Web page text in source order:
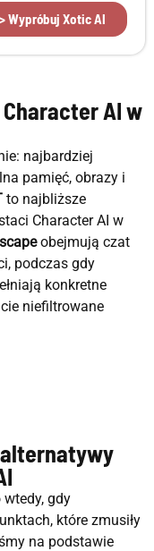
Wypróbuj Xotic AI
AI w
najbardziej
pamięć, obrazy i
to najbliższe
Character AI w
obejmują czat
podczas gdy
konkretne
niefiltrowane
wtedy, gdy
które zmusiły
na podstawie